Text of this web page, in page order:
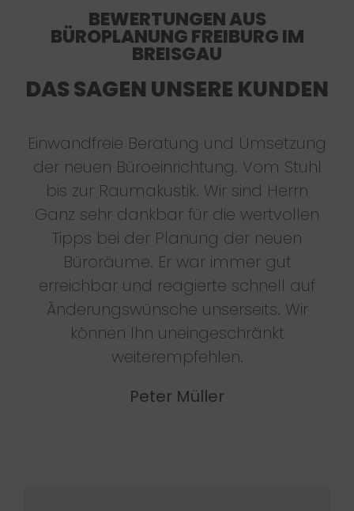
BEWERTUNGEN AUS
BÜROPLANUNG FREIBURG IM
BREISGAU
DAS SAGEN UNSERE KUNDEN
Einwandfreie Beratung und Umsetzung
der neuen Büroeinrichtung. Vom Stuhl
bis zur Raumakustik. Wir sind Herrn
Ganz sehr dankbar für die wertvollen
Tipps bei der Planung der neuen
Büroräume. Er war immer gut
erreichbar und reagierte schnell auf
Änderungswünsche unserseits. Wir
können Ihn uneingeschränkt
weiterempfehlen.
Peter Müller